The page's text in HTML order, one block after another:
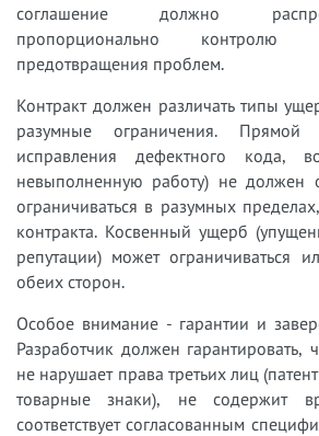
соглашение должно
пропорционально контролю
предотвращения проблем.
Контракт должен различать типы
разумные ограничения. Прямой
исправления дефектного кода,
невыполненную работу) не должен
ограничиваться в разумных
контракта. Косвенный ущерб
репутации) может ограничиваться
обеих сторон.
Особое внимание - гарантии и
Разработчик должен гарантировать,
не нарушает права третьих лиц
товарные знаки), не содержит
соответствует согласованным